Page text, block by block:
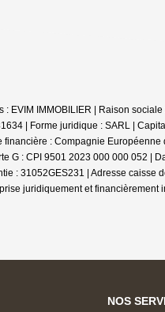
EVIM IMMOBILIER | Raison
| Forme juridique : SARL |
financière : Compagnie
G : CPI 9501 2023 000 000 052 |
: 31052GES231 | Adresse
juridiquement et financièrement
NOS